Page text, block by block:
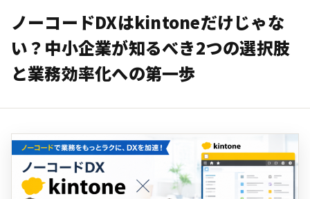
ノーコードDXはkintoneだけじゃな
い？中小企業が知るべき2つの選択肢
と業務効率化への第一歩